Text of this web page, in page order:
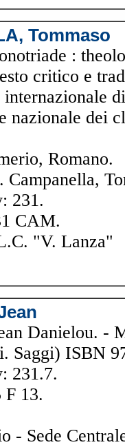
Tommaso
:
critico e
internazionale
nazionale dei
Romano.
231.
CAM.
"V. Lanza"
Danielou. -
Saggi) ISBN
231.7.
13.
- Sede